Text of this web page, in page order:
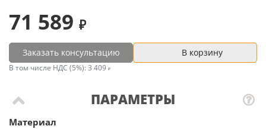
ПАРАМЕТРЫ
Материал
71 589
Заказать консультацию В корзину
В том числе НДС (5%): 3 409